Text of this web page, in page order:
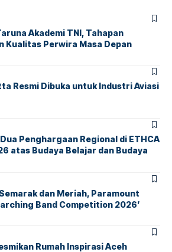
Akademi TNI, Tahapan
Perwira Masa Depan
Resmi Dibuka untuk Industri Aviasi
Penghargaan Regional di ETHCA
atas Budaya Belajar dan Budaya
dan Meriah, Paramount
Band Competition 2026’
Rumah Inspirasi Aceh